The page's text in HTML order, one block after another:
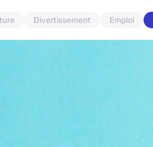
Divertissement Emploi